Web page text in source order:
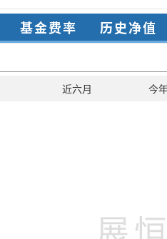
基金费率 历史净值
近六月 今